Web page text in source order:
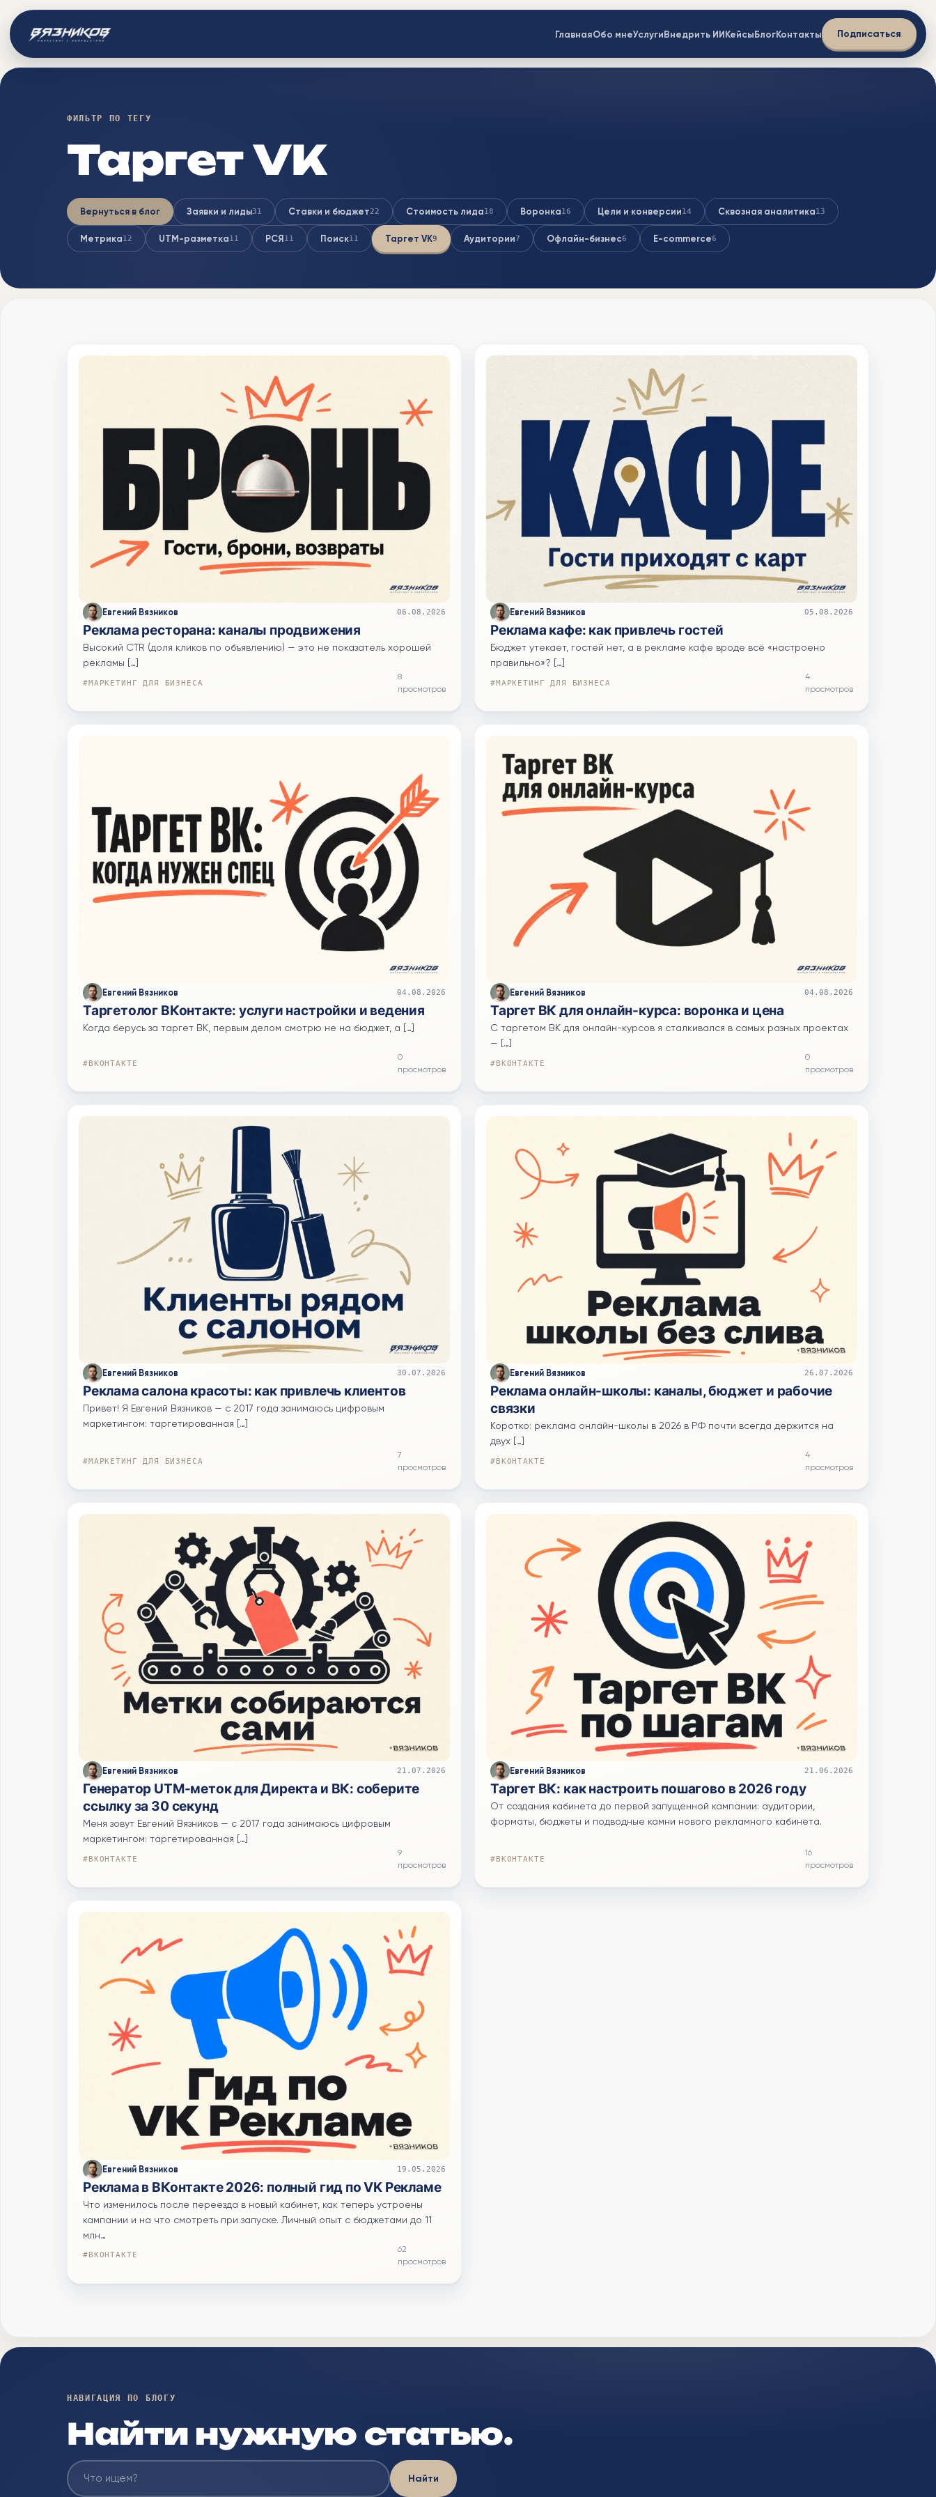
ГлавнаяОбо мнеУслугиВнедрить ИИКейсыБлогКонтакты Подписаться
ФИЛЬТР ПО ТЕГУ
Таргет VK
Вернуться в блог Заявки и лиды31 Ставки и бюджет22 Стоимость лида18 Воронка16 Цели и конверсии14 Сквозная аналитика13
Метрика12 UTM-разметка11 РСЯ 11 Поиск11 Таргет VK9 Аудитории7 Офлайн-бизнес6 E-commerce6
Евгений Вязников 06.08.2026
Реклама ресторана: каналы продвижения
Высокий CTR (доля кликов по объявлению) — это не показатель хорошей
рекламы […]
#МАРКЕТИНГ ДЛЯ БИЗНЕСА
8
просмотров
Евгений Вязников 05.08.2026
Реклама кафе: как привлечь гостей
Бюджет утекает, гостей нет, а в рекламе кафе вроде всё «настроено
правильно»? […]
#МАРКЕТИНГ ДЛЯ БИЗНЕСА
4
просмотров
Евгений Вязников 04.08.2026
Таргетолог ВКонтакте: услуги настройки и ведения
Когда берусь за таргет ВК, первым делом смотрю не на бюджет, а […]
#ВКОНТАКТЕ
0
просмотров
Евгений Вязников 04.08.2026
Таргет ВК для онлайн-курса: воронка и цена
С таргетом ВК для онлайн-курсов я сталкивался в самых разных проектах
— […]
#ВКОНТАКТЕ
0
просмотров
Евгений Вязников 30.07.2026
Реклама салона красоты: как привлечь клиентов
Привет! Я Евгений Вязников — с 2017 года занимаюсь цифровым
маркетингом: таргетированная […]
#МАРКЕТИНГ ДЛЯ БИЗНЕСА
7
просмотров
Евгений Вязников 26.07.2026
Реклама онлайн-школы: каналы, бюджет и рабочие
связки
Коротко: реклама онлайн-школы в 2026 в РФ почти всегда держится на
двух […]
#ВКОНТАКТЕ
4
просмотров
Евгений Вязников 21.07.2026
Генератор UTM-меток для Директа и ВК: соберите
ссылку за 30 секунд
Меня зовут Евгений Вязников — с 2017 года занимаюсь цифровым
маркетингом: таргетированная […]
#ВКОНТАКТЕ
9
просмотров
Евгений Вязников 21.06.2026
Таргет ВК: как настроить пошагово в 2026 году
От создания кабинета до первой запущенной кампании: аудитории,
форматы, бюджеты и подводные камни нового рекламного кабинета.
#ВКОНТАКТЕ
16
просмотров
Евгений Вязников 19.05.2026
Реклама в ВКонтакте 2026: полный гид по VK Рекламе
Что изменилось после переезда в новый кабинет, как теперь устроены
кампании и на что смотреть при запуске. Личный опыт с бюджетами до 11
млн…
#ВКОНТАКТЕ
62
просмотров
НАВИГАЦИЯ ПО БЛОГУ
Найти нужную статью.
Найти